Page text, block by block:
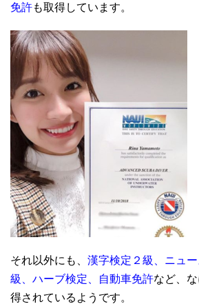
免許も取得しています。
それ以外にも、 漢字検定２級、ニュ
級、ハーブ検定、自動車免許など、
得されているようです。